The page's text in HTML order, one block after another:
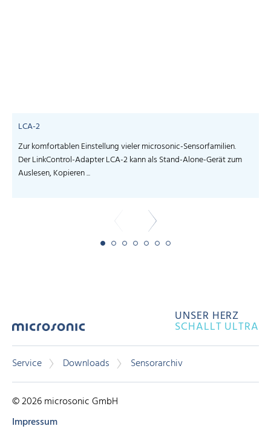
LCA-2
Zur komfortablen Einstellung vieler microsonic-Sensorfamilien.
Der LinkControl-Adapter LCA-2 kann als Stand-Alone-Gerät zum
Auslesen, Kopieren ...
UNSER HERZ
SCHALLT ULTRA
Service Downloads Sensorarchiv
© 2026 microsonic GmbH
Impressum